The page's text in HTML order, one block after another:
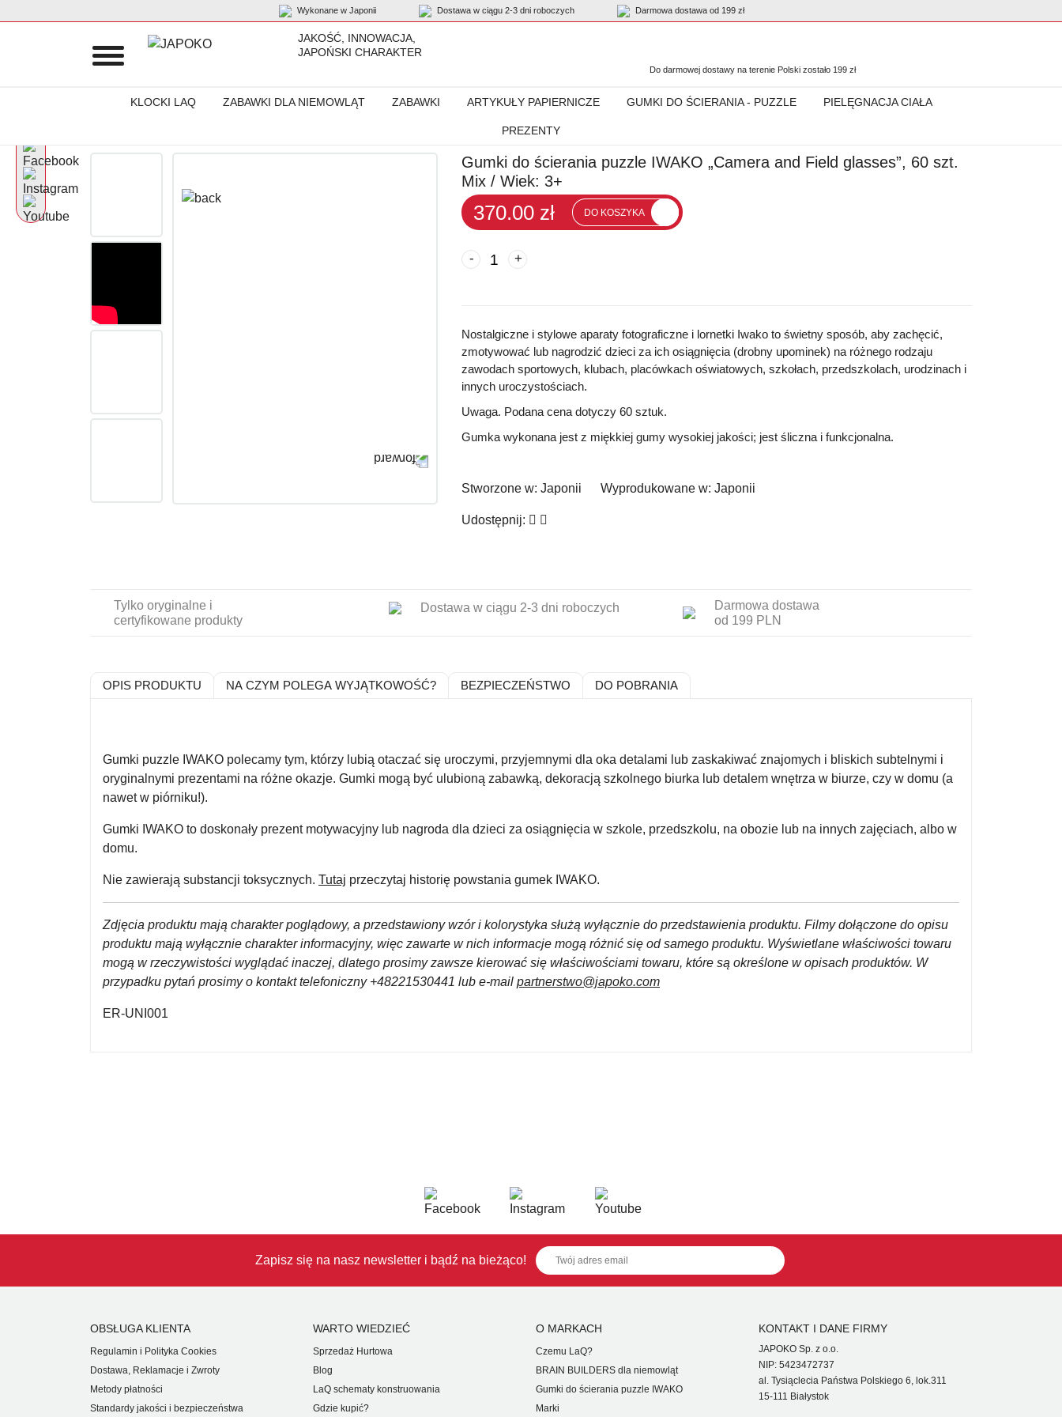
Wykonane w Japonii Dostawa w ciągu 2-3 dni roboczych Darmowa dostawa od 199 zł
JAKOŚĆ, INNOWACJA,
JAPOŃSKI CHARAKTER
Do darmowej dostawy na terenie Polski zostało 199 zł
KLOCKI LAQ ZABAWKI DLA NIEMOWLĄT ZABAWKI ARTYKUŁY PAPIERNICZE GUMKI DO ŚCIERANIA - PUZZLE PIELĘGNACJA CIAŁA
PREZENTY
Gumki do ścierania puzzle IWAKO „Camera and Field glasses”, 60 szt. Mix
Gumki do ścierania puzzle IWAKO „Camera and Field glasses”, 60 szt.
Mix / Wiek: 3+
370.00 zł DO KOSZYKA
- +
Nostalgiczne i stylowe aparaty fotograficzne i lornetki Iwako to świetny sposób, aby zachęcić,
zmotywować lub nagrodzić dzieci za ich osiągnięcia (drobny upominek) na różnego rodzaju
zawodach sportowych, klubach, placówkach oświatowych, szkołach, przedszkolach, urodzinach i
innych uroczystościach.
Uwaga. Podana cena dotyczy 60 sztuk.
Gumka wykonana jest z miękkiej gumy wysokiej jakości; jest śliczna i funkcjonalna.
Stworzone w: Japonii Wyprodukowane w: Japonii
Udostępnij:
Tylko oryginalne i
certyfikowane produkty
Dostawa w ciągu 2-3 dni roboczych
Darmowa dostawa
od 199 PLN
OPIS PRODUKTU NA CZYM POLEGA WYJĄTKOWOŚĆ? BEZPIECZEŃSTWO DO POBRANIA
Gumki puzzle IWAKO polecamy tym, którzy lubią otaczać się uroczymi, przyjemnymi dla oka detalami lub zaskakiwać znajomych i bliskich subtelnymi i
oryginalnymi prezentami na różne okazje. Gumki mogą być ulubioną zabawką, dekoracją szkolnego biurka lub detalem wnętrza w biurze, czy w domu (a
nawet w piórniku!).
Gumki IWAKO to doskonały prezent motywacyjny lub nagroda dla dzieci za osiągnięcia w szkole, przedszkolu, na obozie lub na innych zajęciach, albo w
domu.
Nie zawierają substancji toksycznych. Tutaj przeczytaj historię powstania gumek IWAKO.
Zdjęcia produktu mają charakter poglądowy, a przedstawiony wzór i kolorystyka służą wyłącznie do przedstawienia produktu. Filmy dołączone do opisu
produktu mają wyłącznie charakter informacyjny, więc zawarte w nich informacje mogą różnić się od samego produktu. Wyświetlane właściwości towaru
mogą w rzeczywistości wyglądać inaczej, dlatego prosimy zawsze kierować się właściwościami towaru, które są określone w opisach produktów. W
przypadku pytań prosimy o kontakt telefoniczny +48221530441 lub e-mail partnerstwo@japoko.com
ER-UNI001
Zapisz się na nasz newsletter i bądź na bieżąco!
OBSŁUGA KLIENTA
Regulamin i Polityka Cookies
Dostawa, Reklamacje i Zwroty
Metody płatności
Standardy jakości i bezpieczeństwa
WARTO WIEDZIEĆ
Sprzedaż Hurtowa
Blog
LaQ schematy konstruowania
Gdzie kupić?
O MARKACH
Czemu LaQ?
BRAIN BUILDERS dla niemowląt
Gumki do ścierania puzzle IWAKO
Marki
KONTAKT I DANE FIRMY
JAPOKO Sp. z o.o.
NIP: 5423472737
al. Tysiąclecia Państwa Polskiego 6, lok.311
15-111 Białystok